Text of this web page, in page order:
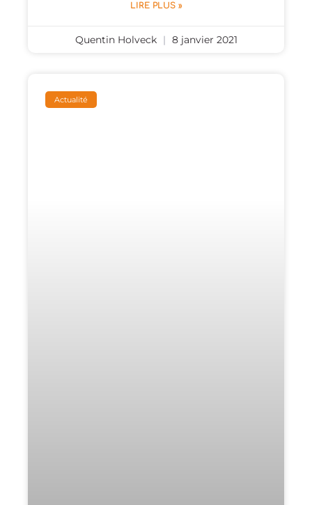
LIRE PLUS »
Quentin Holveck 8 janvier 2021
Actualité